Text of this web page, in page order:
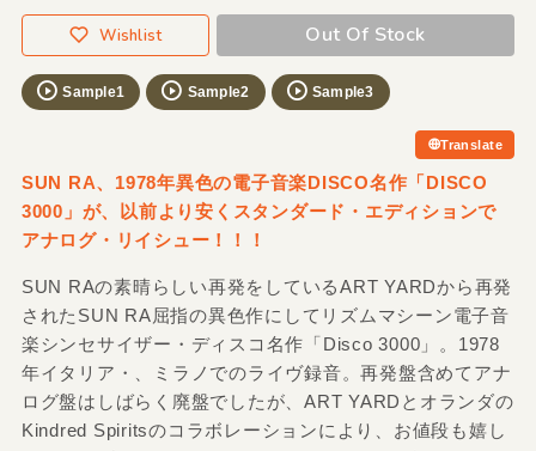
Wishlist Out Of Stock
Sample1 Sample2 Sample3
Translate
SUN RA、1978年異色の電子音楽DISCO名作「DISCO
3000」が、以前より安くスタンダード・エディションで
アナログ・リイシュー！！！
SUN RAの素晴らしい再発をしているART YARDから再発
されたSUN RA屈指の異色作にしてリズムマシーン電子音
楽シンセサイザー・ディスコ名作「Disco 3000」。1978
年イタリア・、ミラノでのライヴ録音。再発盤含めてアナ
ログ盤はしばらく廃盤でしたが、ART YARDとオランダの
Kindred Spiritsのコラボレーションにより、お値段も嬉し